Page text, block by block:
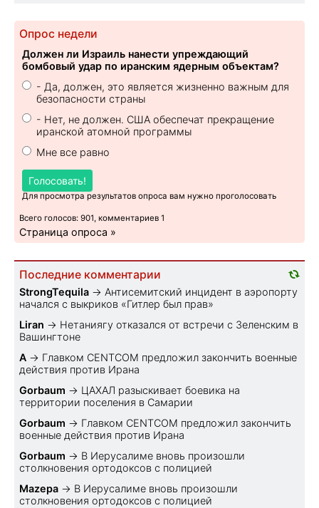
Опрос недели
Должен ли Израиль нанести упреждающий
бомбовый удар по иранским ядерным объектам?
- Да, должен, это является жизненно важным для
безопасности страны
- Нет, не должен. США обеспечат прекращение
иранской атомной программы
Мне все равно
Голосовать!
Для просмотра результатов опроса вам нужно проголосовать
Всего голосов: 901, комментариев 1
Страница опроса »
Последние комментарии
StrongTequila → Антисемитский инцидент в аэропорту
начался с выкриков «Гитлер был прав»
Liran → Нетаниягу отказался от встречи с Зеленским в
Вашингтоне
A → Главком CENTCOM предложил закончить военные
действия против Ирана
Gorbaum → ЦАХАЛ разыскивает боевика на
территории поселения в Самарии
Gorbaum → Главком CENTCOM предложил закончить
военные действия против Ирана
Gorbaum → В Иерусалиме вновь произошли
столкновения ортодоксов с полицией
Mazepa → В Иерусалиме вновь произошли
столкновения ортодоксов с полицией